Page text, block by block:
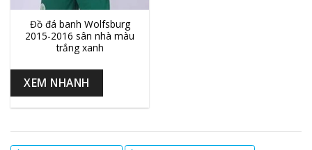
Đồ đá banh Wolfsburg
2015-2016 sân nhà màu
trắng xanh
XEM NHANH